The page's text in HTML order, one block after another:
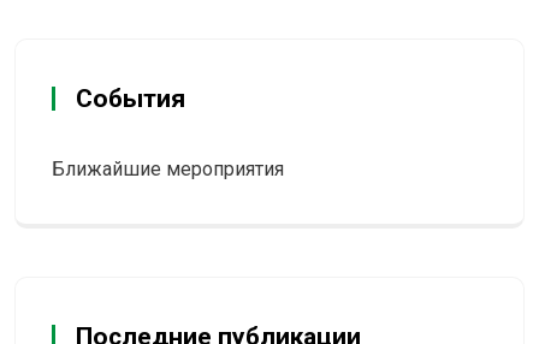
События
Ближайшие мероприятия
Последние публикации